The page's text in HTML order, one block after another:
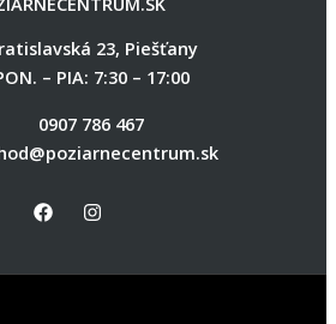
23, Piešťany
– PIA: 7:30 – 17:00
0907 786 467